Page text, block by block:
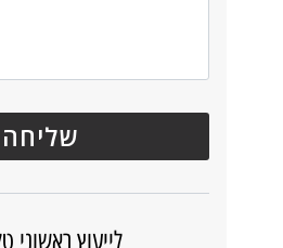
לייעוץ ראשוני